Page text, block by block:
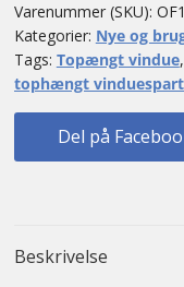
Varenummer (SKU):
Kategorier: Nye og
Tags: Topængt vindue,
tophængt
Del på
Beskrivelse